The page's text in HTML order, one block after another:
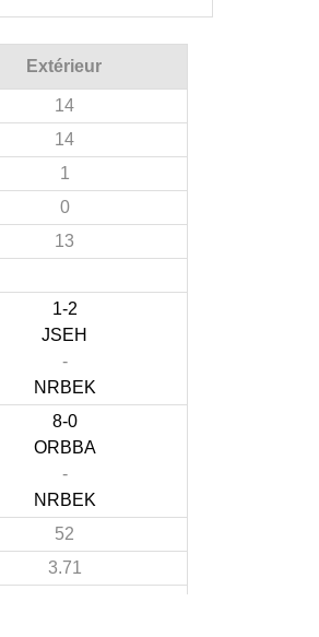
Extérieur
14
14
1
0
13
1-2
JSEH
-
NRBEK
8-0
ORBBA
-
NRBEK
52
3.71